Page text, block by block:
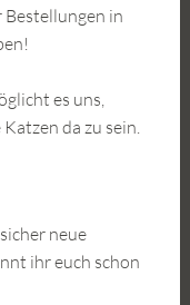
Bestellungen in
es uns,
da zu sein.
neue
ihr euch schon